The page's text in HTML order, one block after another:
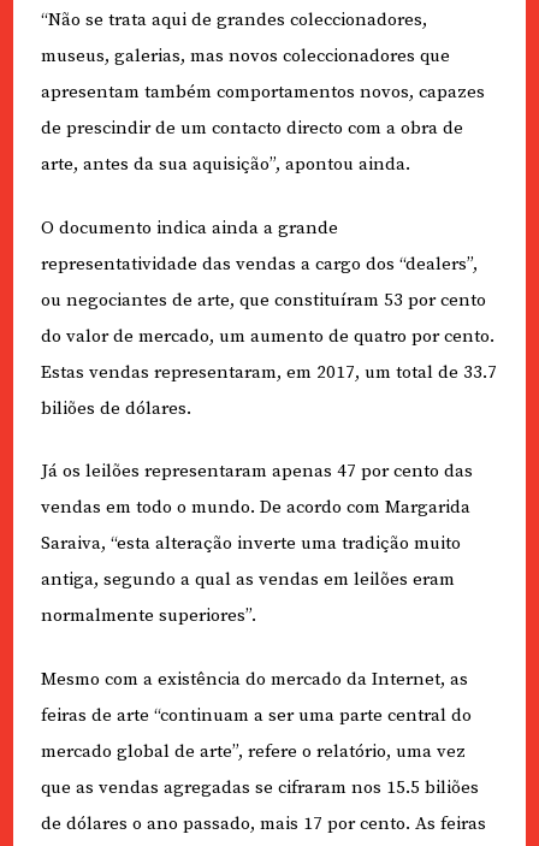
“Não se trata aqui de grandes coleccionadores,
museus, galerias, mas novos coleccionadores que
apresentam também comportamentos novos, capazes
de prescindir de um contacto directo com a obra de
arte, antes da sua aquisição”, apontou ainda.
O documento indica ainda a grande
representatividade das vendas a cargo dos “dealers”,
ou negociantes de arte, que constituíram 53 por cento
do valor de mercado, um aumento de quatro por cento.
Estas vendas representaram, em 2017, um total de 33.7
biliões de dólares.
Já os leilões representaram apenas 47 por cento das
vendas em todo o mundo. De acordo com Margarida
Saraiva, “esta alteração inverte uma tradição muito
antiga, segundo a qual as vendas em leilões eram
normalmente superiores”.
Mesmo com a existência do mercado da Internet, as
feiras de arte “continuam a ser uma parte central do
mercado global de arte”, refere o relatório, uma vez
que as vendas agregadas se cifraram nos 15.5 biliões
de dólares o ano passado, mais 17 por cento. As feiras